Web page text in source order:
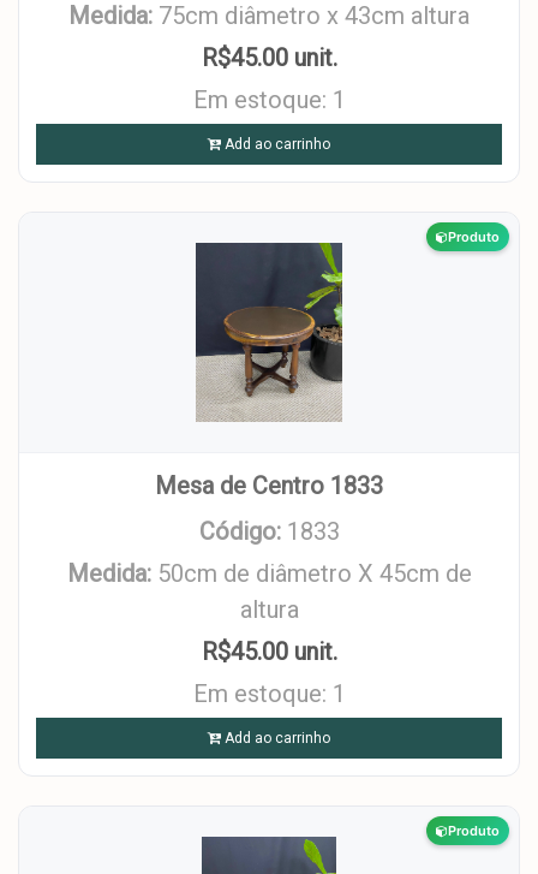
Medida: 75cm diâmetro x 43cm altura
R$45.00 unit.
Em estoque: 1
Add ao carrinho
Produto
Mesa de Centro 1833
Código: 1833
Medida: 50cm de diâmetro X 45cm de
altura
R$45.00 unit.
Em estoque: 1
Add ao carrinho
Produto